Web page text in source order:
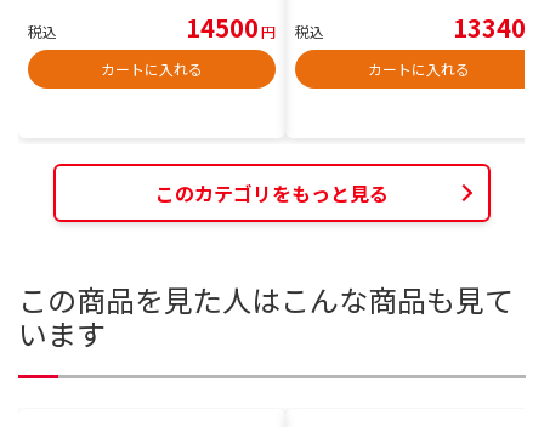
税込 14500円
カートに入れる
税込 13340
カートに入れる
このカテゴリをもっと見る
この商品を見た人はこんな商品も見て
います